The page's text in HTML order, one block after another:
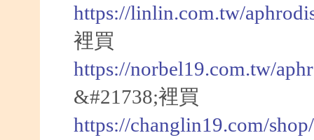
https://linlin.com.tw/
裡買
https://norbel19.com.tw/
&#21738;裡買
https://changlin19.com/